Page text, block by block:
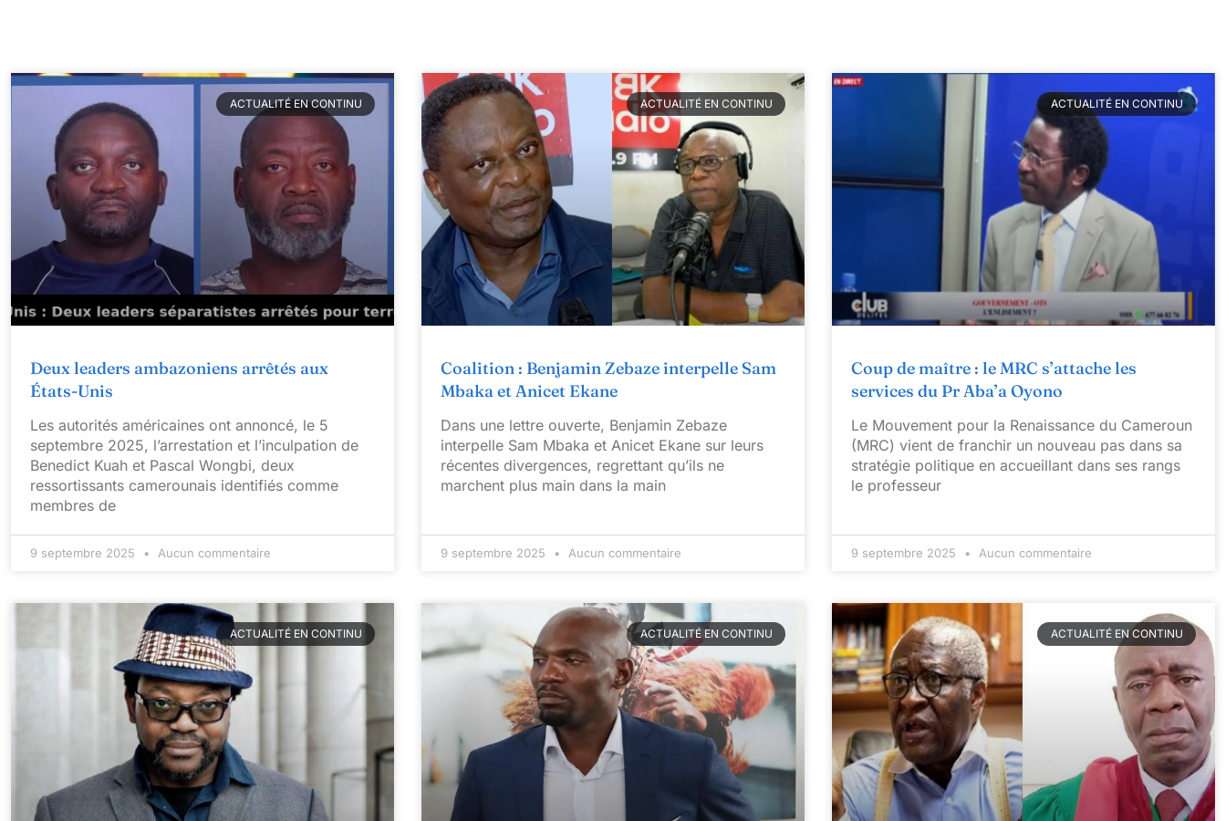
ACTUALITÉ EN CONTINU
Deux leaders ambazoniens arrêtés aux
États-Unis
Les autorités américaines ont annoncé, le 5
septembre 2025, l’arrestation et l’inculpation de
Benedict Kuah et Pascal Wongbi, deux
ressortissants camerounais identifiés comme
membres de
9 septembre 2025 Aucun commentaire
ACTUALITÉ EN CONTINU
Coalition : Benjamin Zebaze interpelle Sam
Mbaka et Anicet Ekane
Dans une lettre ouverte, Benjamin Zebaze
interpelle Sam Mbaka et Anicet Ekane sur leurs
récentes divergences, regrettant qu’ils ne
marchent plus main dans la main
9 septembre 2025 Aucun commentaire
ACTUALITÉ EN CONTINU
Coup de maître : le MRC s’attache les
services du Pr Aba’a Oyono
Le Mouvement pour la Renaissance du Cameroun
(MRC) vient de franchir un nouveau pas dans sa
stratégie politique en accueillant dans ses rangs
le professeur
9 septembre 2025 Aucun commentaire
ACTUALITÉ EN CONTINU ACTUALITÉ EN CONTINU ACTUALITÉ EN CONTINU